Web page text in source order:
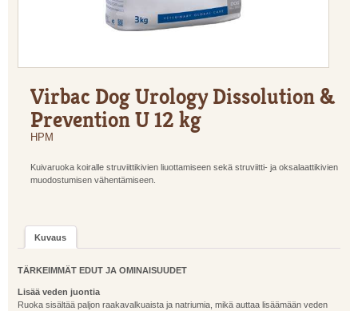
Virbac Dog Urology Dissolution &
Prevention U 12 kg
HPM
Kuivaruoka koiralle struviittikivien liuottamiseen sekä struviitti- ja oksalaattikivien
muodostumisen vähentämiseen.
Kuvaus
TÄRKEIMMÄT EDUT JA OMINAISUUDET
Lisää veden juontia
Ruoka sisältää paljon raakavalkuaista ja natriumia, mikä auttaa lisäämään veden